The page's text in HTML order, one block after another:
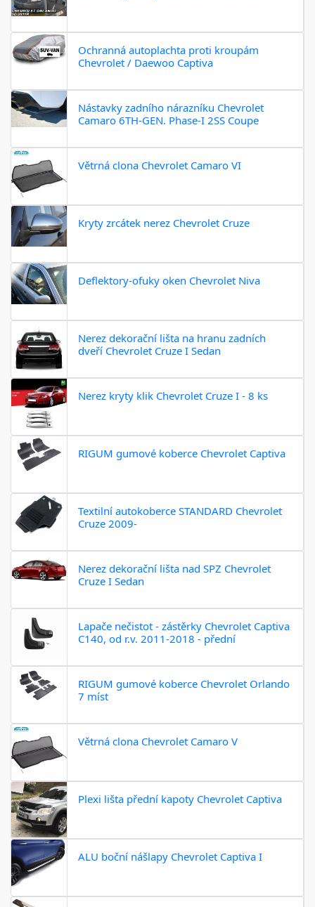
Ochranná autoplachta proti kroupám
Chevrolet / Daewoo Captiva
Nástavky zadního nárazníku Chevrolet
Camaro 6TH-GEN. Phase-I 2SS Coupe
Větrná clona Chevrolet Camaro VI
Kryty zrcátek nerez Chevrolet Cruze
Deflektory-ofuky oken Chevrolet Niva
Nerez dekorační lišta na hranu zadních
dveří Chevrolet Cruze I Sedan
Nerez kryty klik Chevrolet Cruze I - 8 ks
RIGUM gumové koberce Chevrolet Captiva
Textilní autokoberce STANDARD Chevrolet
Cruze 2009-
Nerez dekorační lišta nad SPZ Chevrolet
Cruze I Sedan
Lapače nečistot - zástěrky Chevrolet Captiva
C140, od r.v. 2011-2018 - přední
RIGUM gumové koberce Chevrolet Orlando
7 míst
Větrná clona Chevrolet Camaro V
Plexi lišta přední kapoty Chevrolet Captiva
ALU boční nášlapy Chevrolet Captiva I